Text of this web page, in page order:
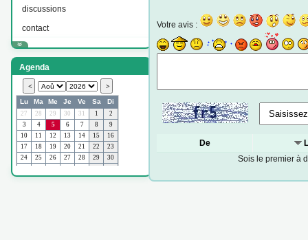
discussions
contact
Agenda
Votre avis :
De
Sois le premier à